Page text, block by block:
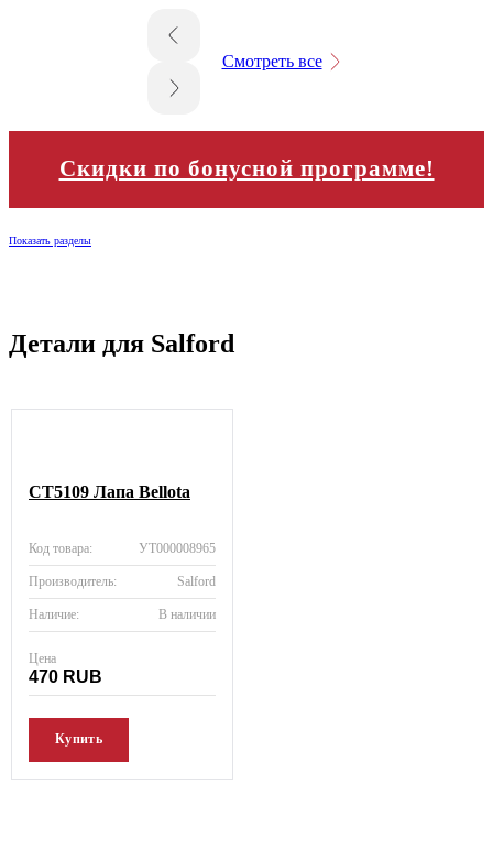
Смотреть все
Скидки по бонусной программе!
Показать разделы
Детали для Salford
CT5109 Лапа Bellota
Код товара: УТ000008965
Производитель: Salford
Наличие: В наличии
Цена
470 RUB
Купить